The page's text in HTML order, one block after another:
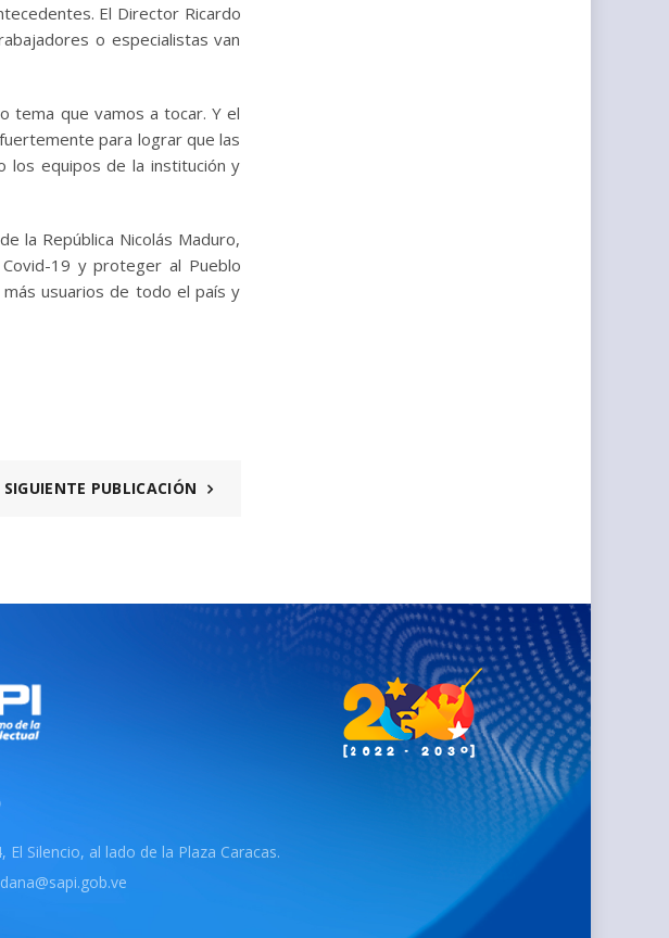
El Director Ricardo
o especialistas van
tema que vamos a tocar. Y el
para lograr que las
los equipos de la institución y
la República Nicolás Maduro,
19 y proteger al Pueblo
usuarios de todo el país y
SIGUIENTE PUBLICACIÓN
Silencio, al lado de la Plaza Caracas.